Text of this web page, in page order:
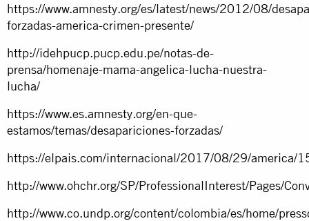
https://www.amnesty.org/es/latest/news/2012/08/
forzadas-america-crimen-presente/
http://idehpucp.pucp.edu.pe/notas-de-
prensa/homenaje-mama-angelica-lucha-nuestra-
lucha/
https://www.es.amnesty.org/en-que-
estamos/temas/desapariciones-forzadas/
https://elpais.com/internacional/2017/08/29/
http://www.ohchr.org/SP/ProfessionalInterest/Pages/
http://www.co.undp.org/content/colombia/es/home/